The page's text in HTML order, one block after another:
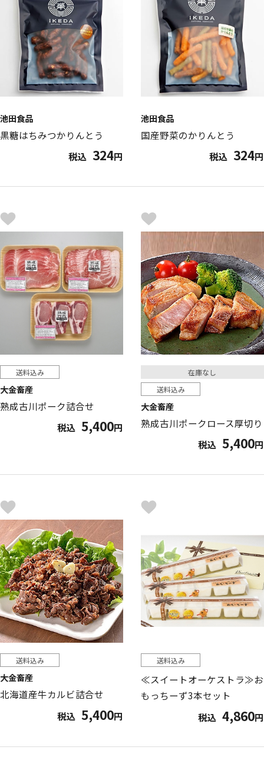
池田食品
黒糖はちみつかりんとう
税込 324円
池田食品
国産野菜のかりんとう
税込 324円
送料込み
大金畜産
熟成古川ポーク詰合せ
税込 5,400円
在庫なし
送料込み
大金畜産
熟成古川ポークロース厚切り
税込 5,400円
送料込み
大金畜産
北海道産牛カルビ詰合せ
税込 5,400円
送料込み
≪スイートオーケストラ≫お
もっちーず3本セット
税込 4,860円